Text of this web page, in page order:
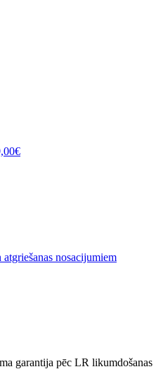
nosacijumiem
garantija pēc LR likumdošanas